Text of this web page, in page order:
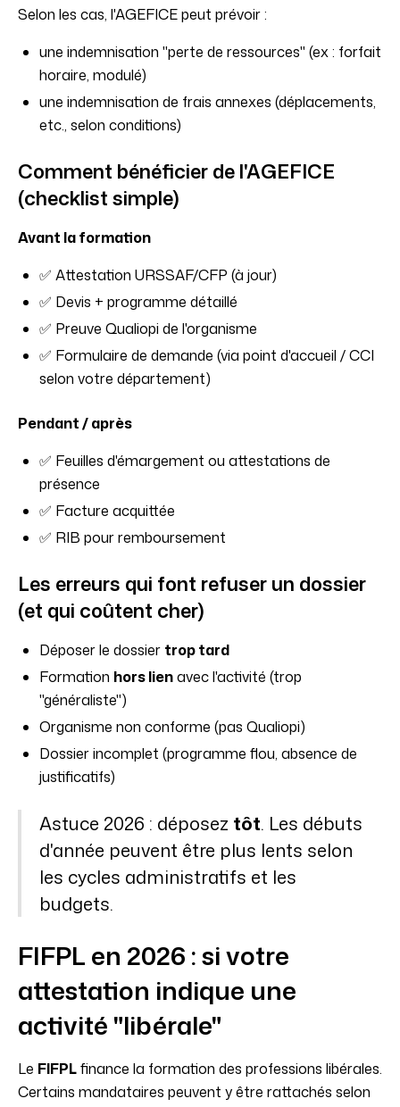
Selon les cas, l'AGEFICE peut prévoir :
une indemnisation "perte de ressources" (ex : forfait
horaire, modulé)
une indemnisation de frais annexes (déplacements,
etc., selon conditions)
Comment bénéficier de l'AGEFICE
(checklist simple)
Avant la formation
✅ Attestation URSSAF/CFP (à jour)
✅ Devis + programme détaillé
✅ Preuve Qualiopi de l'organisme
✅ Formulaire de demande (via point d'accueil / CCI
selon votre département)
Pendant / après
✅ Feuilles d'émargement ou attestations de
présence
✅ Facture acquittée
✅ RIB pour remboursement
Les erreurs qui font refuser un dossier
(et qui coûtent cher)
Déposer le dossier trop tard
Formation hors lienavec l'activité (trop
"généraliste")
Organisme non conforme (pas Qualiopi)
Dossier incomplet (programme flou, absence de
justificatifs)
Astuce 2026 : déposez tôt. Les débuts
d'année peuvent être plus lents selon
les cycles administratifs et les
budgets.
FIFPL en 2026 : si votre
attestation indique une
activité "libérale"
Le FIFPLfinance la formation des professions libérales.
Certains mandataires peuvent y être rattachés selon